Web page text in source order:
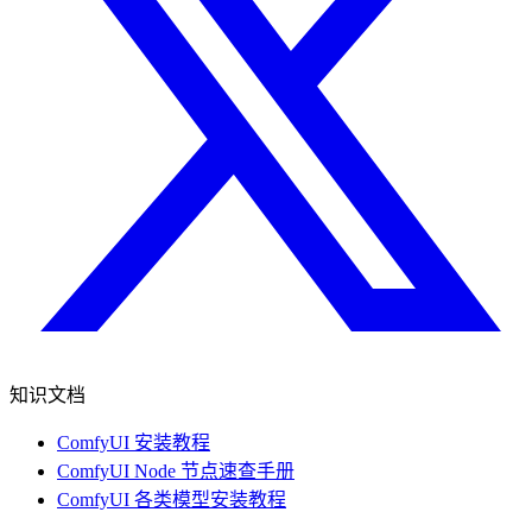
知识文档
ComfyUI 安装教程
ComfyUI Node 节点速查手册
ComfyUI 各类模型安装教程